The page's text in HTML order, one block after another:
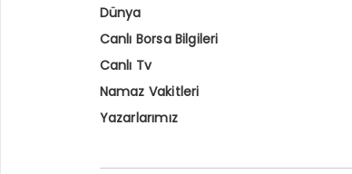
Dünya
Canlı Borsa Bilgileri
Canlı Tv
Namaz Vakitleri
Yazarlarımız